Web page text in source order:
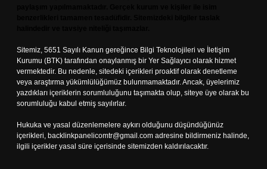
Sitemiz, 5651 Sayılı Kanun gereğince Bilgi Teknolojileri ve İletişim
Kurumu (BTK) tarafından onaylanmış bir Yer Sağlayıcı olarak hizmet
vermektedir. Bu nedenle, sitedeki içerikleri proaktif olarak denetleme
veya araştırma yükümlülüğümüz bulunmamaktadır. Ancak, üyelerimiz
yazdıkları içeriklerin sorumluluğunu taşımakta olup, siteye üye olarak bu
sorumluluğu kabul etmiş sayılırlar.
Hukuka ve yasal düzenlemelere aykırı olduğunu düşündüğünüz
içerikleri, backlinkpanelicomtr@gmail.com adresine bildirmeniz halinde,
ilgili içerikler yasal süre içerisinde sitemizden kaldırılacaktır.